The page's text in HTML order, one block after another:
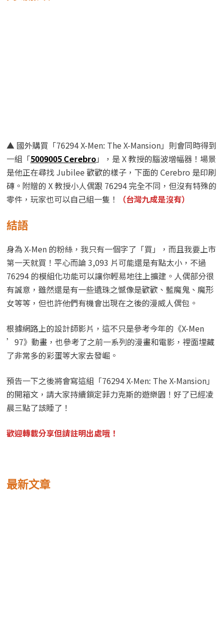
一組「5009005 Cerebro」，是 X 教授的腦波增幅器！場景
是他正在尋找 Jubilee 歡歡的樣子，下面的 Cerebro 是印刷
磚。附贈的 X 教授小人偶跟 76294 完全不同，但沒有特殊的
零件，玩家也可以自己組一隻！（台灣九成是沒有）
第一天就買！平心而論 3,093 片可能還是有點太小，不過
76294 的模組化功能可以讓你輕易地往上擴建。人偶部分很
有誠意，雖然還是有一些遺珠之憾像是歡歡、藍魔鬼、魔形
女等等，但也許他們有機會出現在之後的漫威人偶包。
’97》動畫，也參考了之前一系列的漫畫和電影，裡面埋藏
了非常多的彩蛋等大家去發崛。
的開箱文，請大家持續鎖定菲力克斯的遊樂園！好了已經凌
晨三點了該睡了！